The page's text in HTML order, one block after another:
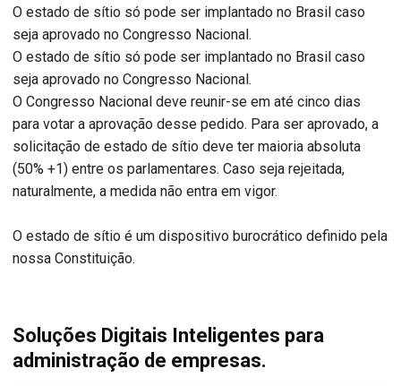
O estado de sítio só pode ser implantado no Brasil caso
seja aprovado no Congresso Nacional.
O estado de sítio só pode ser implantado no Brasil caso
seja aprovado no Congresso Nacional.
O Congresso Nacional deve reunir-se em até cinco dias
para votar a aprovação desse pedido. Para ser aprovado, a
solicitação de estado de sítio deve ter maioria absoluta
(50% +1) entre os parlamentares. Caso seja rejeitada,
naturalmente, a medida não entra em vigor.
O estado de sítio é um dispositivo burocrático definido pela
nossa Constituição.
Soluções Digitais Inteligentes para
administração de empresas.